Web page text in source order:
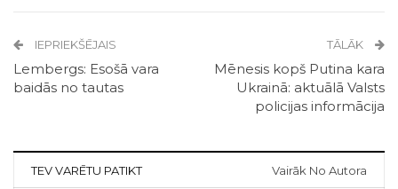
IEPRIEKŠĒJAIS
Lembergs: Esošā vara
baidās no tautas
TĀLĀK
Mēnesis kopš Putina kara
Ukrainā: aktuālā Valsts
policijas informācija
TEV VARĒTU PATIKT Vairāk No Autora